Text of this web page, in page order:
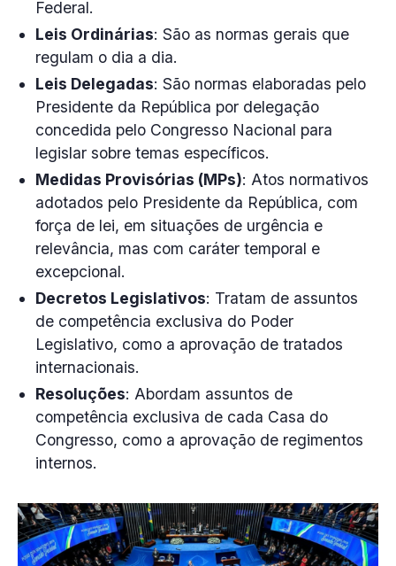
Federal.
Leis Ordinárias: São as normas gerais que
regulam o dia a dia.
Leis Delegadas: São normas elaboradas pelo
Presidente da República por delegação
concedida pelo Congresso Nacional para
legislar sobre temas específicos.
Medidas Provisórias (MPs): Atos normativos
adotados pelo Presidente da República, com
força de lei, em situações de urgência e
relevância, mas com caráter temporal e
excepcional.
Decretos Legislativos: Tratam de assuntos
de competência exclusiva do Poder
Legislativo, como a aprovação de tratados
internacionais.
Resoluções: Abordam assuntos de
competência exclusiva de cada Casa do
Congresso, como a aprovação de regimentos
internos.